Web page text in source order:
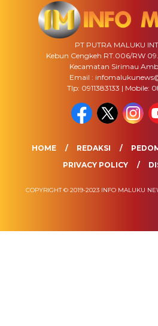
PT PUTRA MALUKU
Kebun Cengkeh RT.006/RW
Kecamatan Sirimau
Email :
Tlp: 0911383133 | Mobile:
HOME REDAKSI
PRIVACY POLICY
COPYRIGHT © 2019-2023 INFO MALUKU